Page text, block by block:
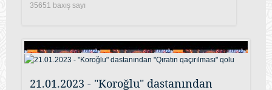
35651 baxış sayı
21.01.2023 - "Koroğlu" dastanından